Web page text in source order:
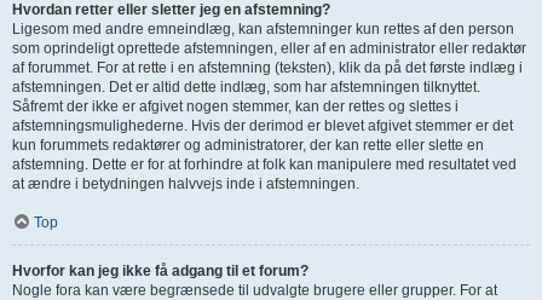
Hvordan retter eller sletter jeg en afstemning?
Ligesom med andre emneindlæg, kan afstemninger kun rettes af den person
som oprindeligt oprettede afstemningen, eller af en administrator eller redaktør
af forummet. For at rette i en afstemning (teksten), klik da på det første indlæg i
afstemningen. Det er altid dette indlæg, som har afstemningen tilknyttet.
Såfremt der ikke er afgivet nogen stemmer, kan der rettes og slettes i
afstemningsmulighederne. Hvis der derimod er blevet afgivet stemmer er det
kun forummets redaktører og administratorer, der kan rette eller slette en
afstemning. Dette er for at forhindre at folk kan manipulere med resultatet ved
at ændre i betydningen halvvejs inde i afstemningen.
Top
Hvorfor kan jeg ikke få adgang til et forum?
Nogle fora kan være begrænsede til udvalgte brugere eller grupper. For at